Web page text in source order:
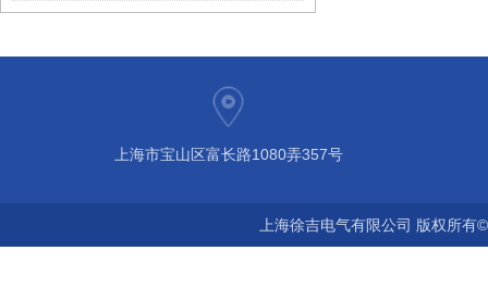
上海市宝山区富长路1080弄357号
上海徐吉电气有限公司 版权所